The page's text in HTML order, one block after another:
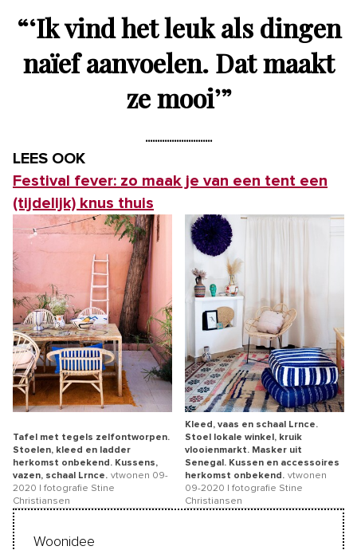
“‘Ik vind het leuk als dingen
naïef aanvoelen. Dat maakt
ze mooi’”
LEES OOK
Festival fever: zo maak je van een tent een
(tijdelijk) knus thuis
Tafel met tegels zelfontworpen.
Stoelen, kleed en ladder
herkomst onbekend. Kussens,
vazen, schaal Lrnce. vtwonen 09-
2020 | fotografie Stine
Christiansen
Kleed, vaas en schaal Lrnce.
Stoel lokale winkel, kruik
vlooienmarkt. Masker uit
Senegal. Kussen en accessoires
herkomst onbekend. vtwonen
09-2020 | fotografie Stine
Christiansen
Woonidee